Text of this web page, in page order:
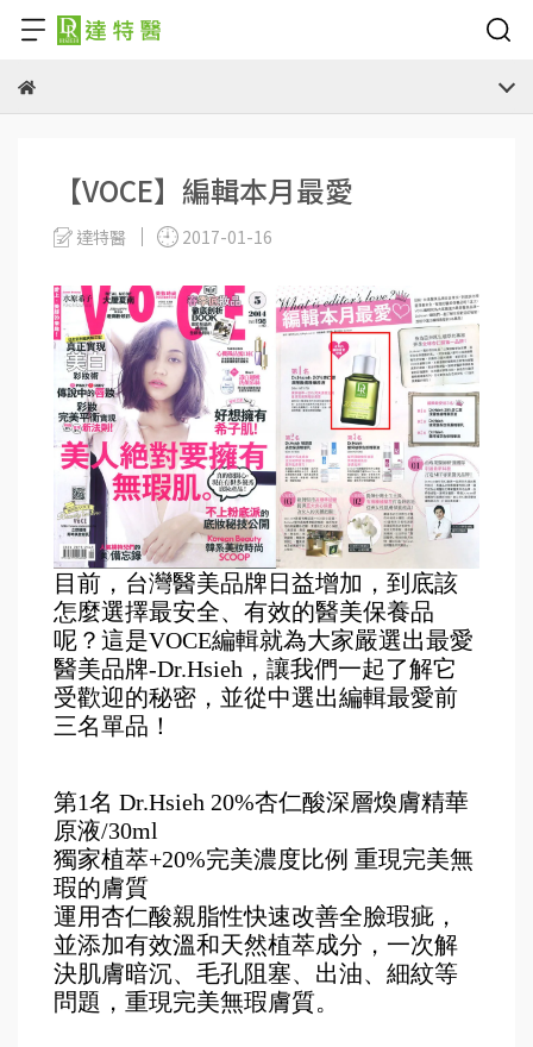
【VOCE】編輯本月最愛
達特醫 2017-01-16
目前，台灣醫美品牌日益增加，到底該
怎麼選擇最安全、有效的醫美保養品
呢？這是VOCE編輯就為大家嚴選出最愛
醫美品牌-Dr.Hsieh，讓我們一起了解它
受歡迎的秘密，並從中選出編輯最愛前
三名單品！
第1名 Dr.Hsieh 20%杏仁酸深層煥膚精華
原液/30ml
獨家植萃+20%完美濃度比例 重現完美無
瑕的膚質
運用杏仁酸親脂性快速改善全臉瑕疵，
並添加有效溫和天然植萃成分，一次解
決肌膚暗沉、毛孔阻塞、出油、細紋等
問題，重現完美無瑕膚質。